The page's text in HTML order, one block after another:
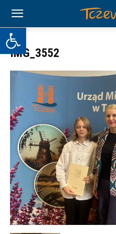
Otwórz pasek narzędzi
IMG_3552